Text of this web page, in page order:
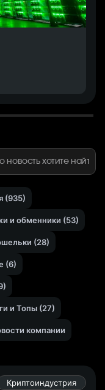
(935)
и обменники (53)
(28)
(6)
и Топы (27)
компании
Криптоиндустрия